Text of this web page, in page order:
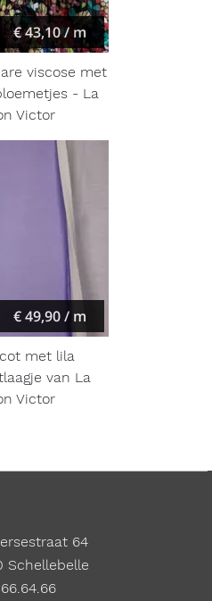
€ 43,10 / m
viscose met
- La
Victor
€ 49,90 / m
met lila
van La
Victor
64
Schellebelle